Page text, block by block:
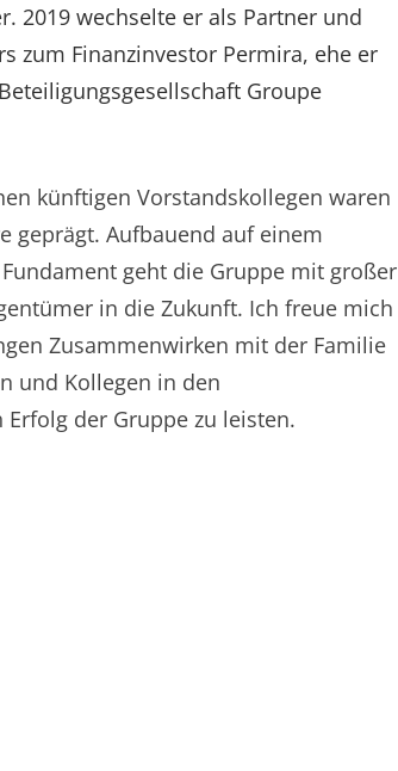
2019 wechselte er als Partner und
zum Finanzinvestor Permira, ehe er
Groupe
künftigen Vorstandskollegen waren
geprägt. Aufbauend auf einem
geht die Gruppe mit großer
in die Zukunft. Ich freue mich
Zusammen­wirken mit der Familie
und Kollegen in den
der Gruppe zu leisten.